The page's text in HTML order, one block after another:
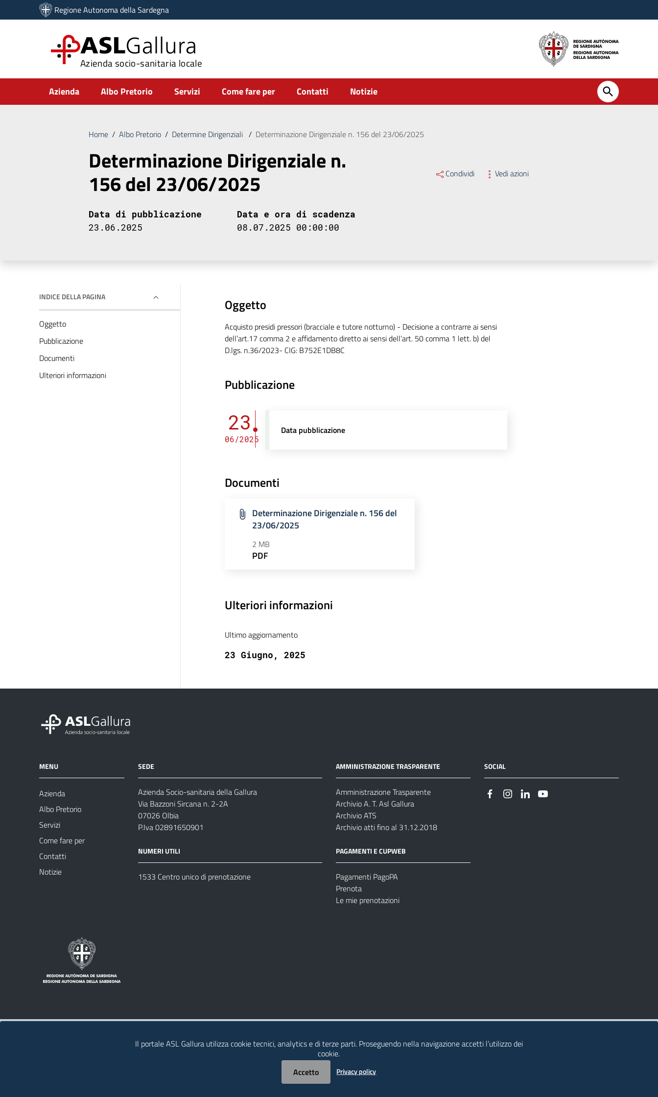
Vai ai contenuti
Vai al menu di navigazione
Regione Autonoma della Sardegna
ASLGallura
Azienda socio-sanitaria locale
Submenu
Azienda Albo Pretorio Servizi Come fare per Contatti Notizie
Home / Albo Pretorio / Determine Dirigenziali / Determinazione Dirigenziale n. 156 del 23/06/2025
Determinazione Dirigenziale n.
156 del 23/06/2025 Condividi Vedi azioni
Data di pubblicazione
23.06.2025
Data e ora di scadenza
08.07.2025 00:00:00
INDICE DELLA PAGINA
Oggetto
Pubblicazione
Documenti
Ulteriori informazioni
Oggetto
Acquisto presidi pressori (bracciale e tutore notturno) - Decisione a contrarre ai sensi
dell’art.17 comma 2 e affidamento diretto ai sensi dell’art. 50 comma 1 lett. b) del
D.lgs. n.36/2023- CIG: B752E1DB8C
Pubblicazione
23
06/2025
Data pubblicazione
Documenti
Determinazione Dirigenziale n. 156 del
23/06/2025
2 MB
PDF
Ulteriori informazioni
Ultimo aggiornamento
23 Giugno, 2025
MENU
Azienda
Albo Pretorio
Servizi
Come fare per
Contatti
Notizie
SEDE
Azienda Socio-sanitaria della Gallura
Via Bazzoni Sircana n. 2-2A
07026 Olbia
P.Iva 02891650901
NUMERI UTILI
1533 Centro unico di prenotazione
AMMINISTRAZIONE TRASPARENTE
Amministrazione Trasparente
Archivio A. T. Asl Gallura
Archivio ATS
Archivio atti fino al 31.12.2018
PAGAMENTI E CUPWEB
Pagamenti PagoPA
Prenota
Le mie prenotazioni
SOCIAL
Il portale ASL Gallura utilizza cookie tecnici, analytics e di terze parti. Proseguendo nella navigazione accetti l’utilizzo dei
cookie.
Accetto
Privacy policy